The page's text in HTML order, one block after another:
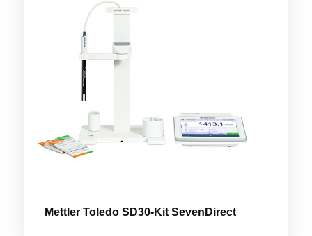
Mettler Toledo SD30-Kit SevenDirect